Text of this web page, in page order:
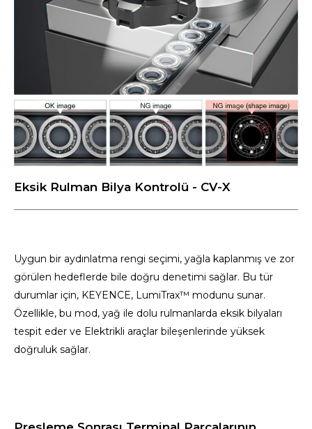
Eksik Rulman Bilya Kontrolü - CV-X
Uygun bir aydınlatma rengi seçimi, yağla kaplanmış ve zor
görülen hedeflerde bile doğru denetimi sağlar. Bu tür
durumlar için, KEYENCE, LumiTrax™ modunu sunar.
Özellikle, bu mod, yağ ile dolu rulmanlarda eksik bilyaları
tespit eder ve Elektrikli araçlar bileşenlerinde yüksek
doğruluk sağlar.